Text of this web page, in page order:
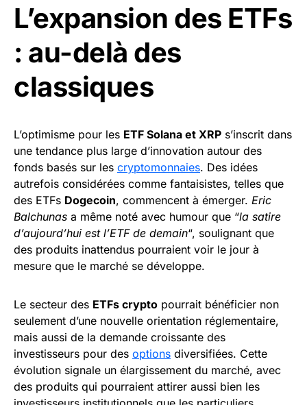
L’expansion des ETFs
: au-delà des
classiques
L’optimisme pour les ETF Solana et XRP s’inscrit dans
une tendance plus large d’innovation autour des
fonds basés sur les cryptomonnaies. Des idées
autrefois considérées comme fantaisistes, telles que
des ETFs Dogecoin, commencent à émerger. Eric
Balchunas a même noté avec humour que “la satire
d’aujourd’hui est l’ETF de demain“, soulignant que
des produits inattendus pourraient voir le jour à
mesure que le marché se développe.
Le secteur des ETFs crypto pourrait bénéficier non
seulement d’une nouvelle orientation réglementaire,
mais aussi de la demande croissante des
investisseurs pour des options diversifiées. Cette
évolution signale un élargissement du marché, avec
des produits qui pourraient attirer aussi bien les